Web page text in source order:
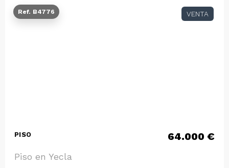
Ref. B4776 VENTA
PISO 64.000 €
Piso en Yecla